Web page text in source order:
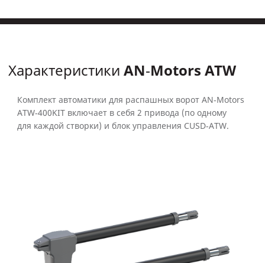
Характеристики AN‑Motors ATW
Комплект автоматики для распашных ворот AN‑Motors
ATW‑400KIT включает в себя 2 привода (по одному
для каждой створки) и блок управления CUSD‑ATW.